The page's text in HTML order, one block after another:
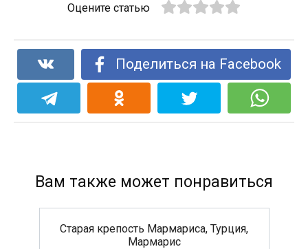
Оцените статью
Поделиться на Facebook
Вам также может понравиться
Старая крепость Мармариса, Турция,
Мармарис